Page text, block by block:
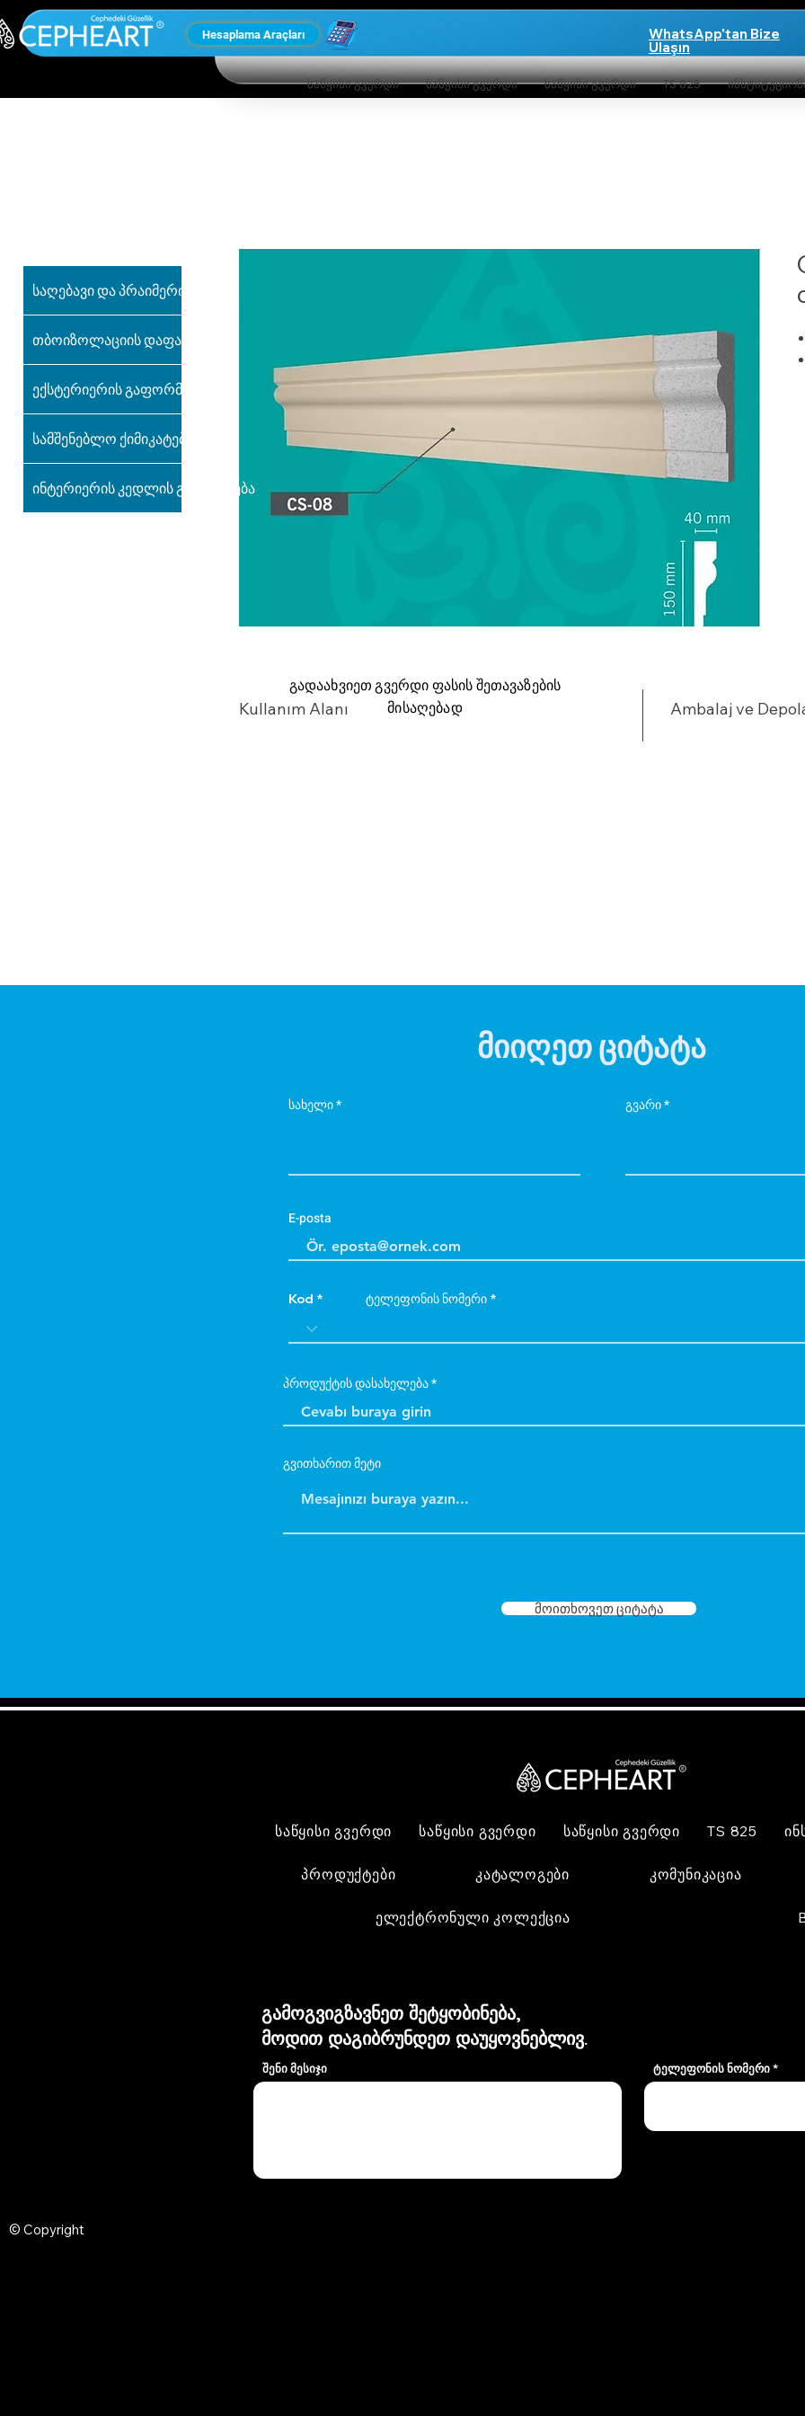
Hesaplama Araçları WhatsApp'tan Bize
Ulaşın
საწყისი გვერდი საწყისი გვერდი საწყისი გვერდი TS 825
Kullanım Alanı Ambalaj ve
გადაახვიეთ გვერდი ფასის შეთავაზების
მისაღებად
საღებავი და პრაიმერი
თბოიზოლაციის დაფა
ექსტერიერის გაფორმება
სამშენებლო ქიმიკატები
ინტერიერის კედლის გაფორმება
მიიღეთ ციტატა
სახელი გვარი
E-posta
Kod ტელეფონის ნომერი
პროდუქტის დასახელება
გვითხარით მეტი
მოითხოვეთ ციტატა
საწყისი გვერდი საწყისი გვერდი საწყისი გვერდი TS 825
პროდუქტები კატალოგები კომუნიკაცია
ელექტრონული კოლექცია
გამოგვიგზავნეთ შეტყობინება,
მოდით დაგიბრუნდეთ დაუყოვნებლივ.
შენი მესიჯი ტელეფონის ნომერი
© Copyright